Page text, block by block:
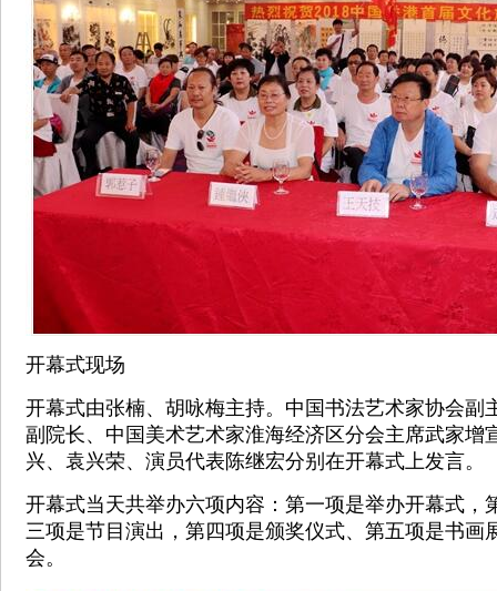
开幕式现场
开幕式由张楠、胡咏梅主持。中国书法艺术家协会副
副院长、中国美术艺术家淮海经济区分会主席武家增
兴、袁兴荣、演员代表陈继宏分别在开幕式上发言。
开幕式当天共举办六项内容：第一项是举办开幕式，
三项是节目演出，第四项是颁奖仪式、第五项是书画
会。